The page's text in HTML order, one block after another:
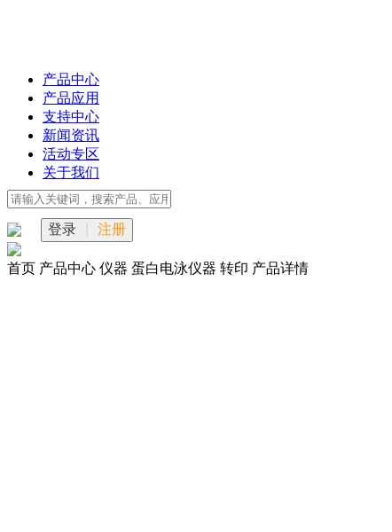
产品中心
产品应用
支持中心
新闻资讯
活动专区
关于我们
登录 注册
首页 产品中心 仪器 蛋白电泳仪器 转印 产品详情